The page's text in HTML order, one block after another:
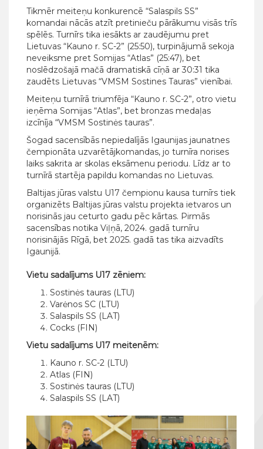
Tikmēr meiteņu konkurencē “Salaspils SS”
komandai nācās atzīt pretinieču pārākumu visās trīs
spēlēs. Turnīrs tika iesākts ar zaudējumu pret
Lietuvas “Kauno r. SC-2” (25:50), turpinājumā sekoja
neveiksme pret Somijas “Atlas” (25:47), bet
noslēdzošajā mačā dramatiskā cīņā ar 30:31 tika
zaudēts Lietuvas “VMSM Sostines Tauras” vienībai.
Meiteņu turnīrā triumfēja “Kauno r. SC-2”, otro vietu
ieņēma Somijas “Atlas”, bet bronzas medaļas
izcīnīja “VMSM Sostinės tauras”.
Šogad sacensībās nepiedalījās Igaunijas jaunatnes
čempionāta uzvarētājkomandas, jo turnīra norises
laiks sakrita ar skolas eksāmenu periodu. Līdz ar to
turnīrā startēja papildu komandas no Lietuvas.
Baltijas jūras valstu U17 čempionu kausa turnīrs tiek
organizēts Baltijas jūras valstu projekta ietvaros un
norisinās jau ceturto gadu pēc kārtas. Pirmās
sacensības notika Viļņā, 2024. gadā turnīru
norisinājās Rīgā, bet 2025. gadā tas tika aizvadīts
Igaunijā.
Vietu sadalījums U17 zēniem:
Sostinės tauras (LTU)
Varėnos SC (LTU)
Salaspils SS (LAT)
Cocks (FIN)
Vietu sadalījums U17 meitenēm:
Kauno r. SC-2 (LTU)
Atlas (FIN)
Sostinės tauras (LTU)
Salaspils SS (LAT)